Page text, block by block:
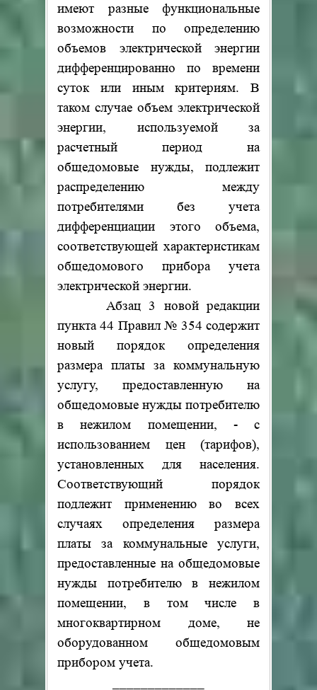
имеют разные функциональные
возможности по определению
объемов электрической энергии
дифференцированно по времени
суток или иным критериям. В
таком случае объем электрической
энергии, используемой за
расчетный период на
общедомовые нужды, подлежит
распределению между
потребителями без учета
дифференциации этого объема,
соответствующей характеристикам
общедомового прибора учета
электрической энергии.
Абзац 3 новой редакции
пункта 44 Правил № 354 содержит
новый порядок определения
размера платы за коммунальную
услугу, предоставленную на
общедомовые нужды потребителю
в нежилом помещении, - с
использованием цен (тарифов),
установленных для населения.
Соответствующий порядок
подлежит применению во всех
случаях определения размера
платы за коммунальные услуги,
предоставленные на общедомовые
нужды потребителю в нежилом
помещении, в том числе в
многоквартирном доме, не
оборудованном общедомовым
прибором учета.